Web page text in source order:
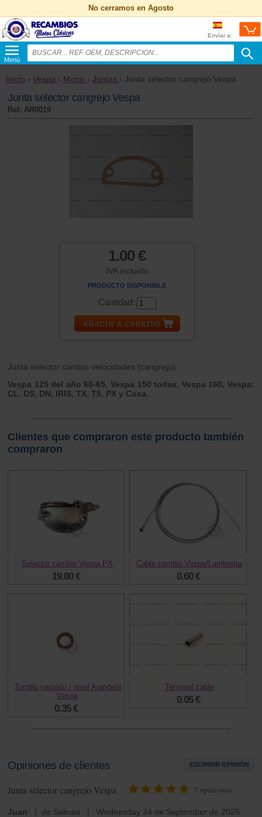
No cerramos en Agosto
Envíar a:
Menú
Inicio › Vespa › Motor › Juntas › Junta selector cangrejo Vespa
Junta selector cangrejo Vespa
Ref: AR0019
1.00 €
IVA incluído
PRODUCTO DISPONIBLE
Cantidad:
Junta selector cambio velocidades (cangrejo).
Vespa 125 del año 60-65, Vespa 150 todas, Vespa 160, Vespa:
CL, DS, DN, IRIS, TX, T5, PX y Cosa.
Clientes que compraron este producto también
compraron
Selector cambio Vespa PX
19.80 €
Cable cambio Vespa/Lambretta
0.60 €
Tornillo vaciado / nivel Arandela
Vespa
0.35 €
Terminal cable
0.05 €
Opiniones de clientes ESCRIBIR OPINIÓN
Junta selector cangrejo Vespa 7 opiniones
Juan | de Salinas | Wednesday 24 de September de 2025